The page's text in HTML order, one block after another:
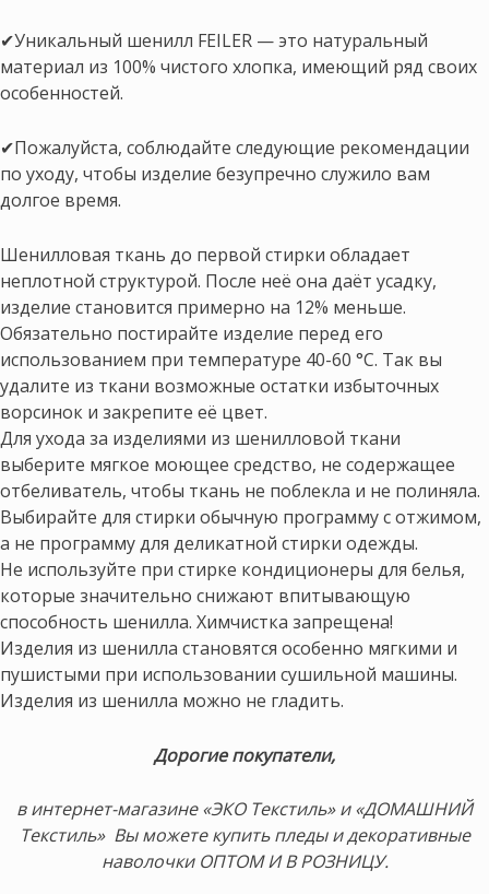
✔Уникальный шенилл FEILER — это натуральный
материал из 100% чистого хлопка, имеющий ряд своих
особенностей.
✔Пожалуйста, соблюдайте следующие рекомендации
по уходу, чтобы изделие безупречно служило вам
долгое время.
Шенилловая ткань до первой стирки обладает
неплотной структурой. После неё она даёт усадку,
изделие становится примерно на 12% меньше.
Обязательно постирайте изделие перед его
использованием при температуре 40-60 °C. Так вы
удалите из ткани возможные остатки избыточных
ворсинок и закрепите её цвет.
Для ухода за изделиями из шенилловой ткани
выберите мягкое моющее средство, не содержащее
отбеливатель, чтобы ткань не поблекла и не полиняла.
Выбирайте для стирки обычную программу с отжимом,
а не программу для деликатной стирки одежды.
Не используйте при стирке кондиционеры для белья,
которые значительно снижают впитывающую
способность шенилла. Химчистка запрещена!
Изделия из шенилла становятся особенно мягкими и
пушистыми при использовании сушильной машины.
Изделия из шенилла можно не гладить.
Дорогие покупатели,
в интернет-магазине «ЭКО Текстиль» и «ДОМАШНИЙ
Текстиль» Вы можете купить пледы и декоративные
наволочки ОПТОМ И В РОЗНИЦУ.